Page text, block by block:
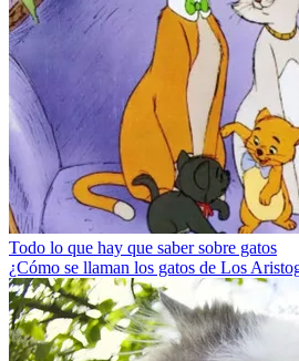
Todo lo que hay que saber sobre gatos
¿Cómo se llaman los gatos de Los